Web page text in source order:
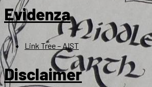
Evidenza
Link Tree – AIST
Disclaimer